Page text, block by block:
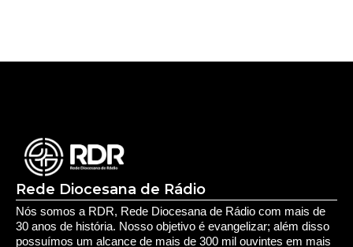
Deixe seu Comentário:
Comments are closed.